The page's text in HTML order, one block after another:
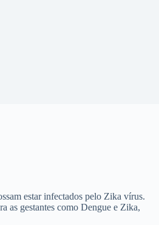
estar infectados pelo Zika vírus.
as gestantes como Dengue e Zika,